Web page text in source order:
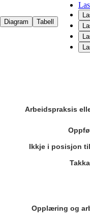
Diagram Tabell
Kjelde:
The chart has 1 X axis
Arbeidspraksis
Ikkje i posisjon
Opplæring og